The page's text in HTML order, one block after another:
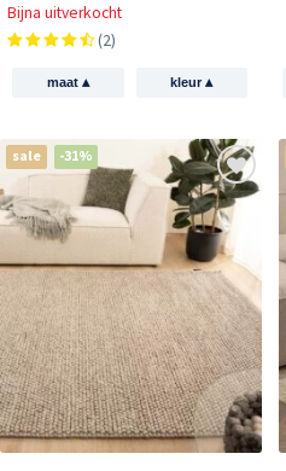
Bijna uitverkocht
(2)
maat ▴ kleur▴
sale -31%